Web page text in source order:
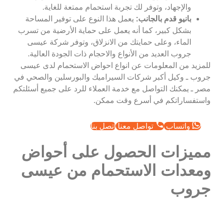
والإجهاد، وتوفر لك تجربة استحمام ممتعة للغاية.
بانيو قدم بالجانب: يعمل هذا النوع على توفير المساحة
بشكل كبير، كما أنه يعمل على حماية الأرضية من تسرب
الماء، وعلى حمايتك من الانزلاق، وتوفر شركة عيسى
جروب العديد من الأنواع والاحجام ذات الجودة العالية.
للمزيد من المعلومات عن انواع احواض الاستحمام لدى عيسى
جروب ـ وكيل أكبر شركات السيراميك والبورسلين والصحي في
مصر ـ يمكنك التواصل مع خدمة العملاء للرد على جميع أسئلتكم
واستفساراتكم في أسرع وقت ممكن.
واتساب تواصل معنا اتصل بنا
مميزات الحصول على أحواض
ومعدات الاستحمام من عيسى
جروب